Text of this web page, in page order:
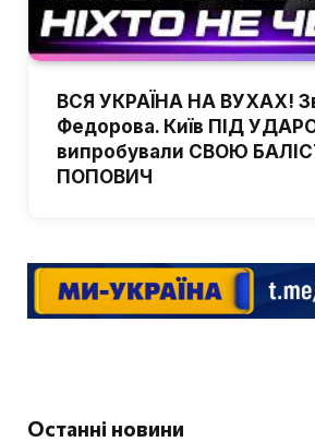
ВСЯ УКРАЇНА НА ВУХАХ!
Федорова. Київ ПІД
випробували СВОЮ
ПОПОВИЧ
Останні новини